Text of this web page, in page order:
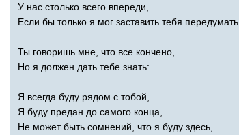
У нас столько всего впереди,
Если бы только я мог заставить тебя передумать
Ты говоришь мне, что все кончено,
Но я должен дать тебе знать:
Я всегда буду рядом с тобой,
Я буду предан до самого конца,
Не может быть сомнений, что я буду здесь,